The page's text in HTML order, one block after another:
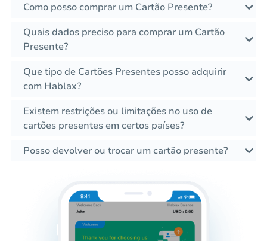
Como posso comprar um Cartão Presente?
Quais dados preciso para comprar um Cartão
Presente?
Que tipo de Cartões Presentes posso adquirir
com Hablax?
Existem restrições ou limitações no uso de
cartões presentes em certos países?
Posso devolver ou trocar um cartão presente?